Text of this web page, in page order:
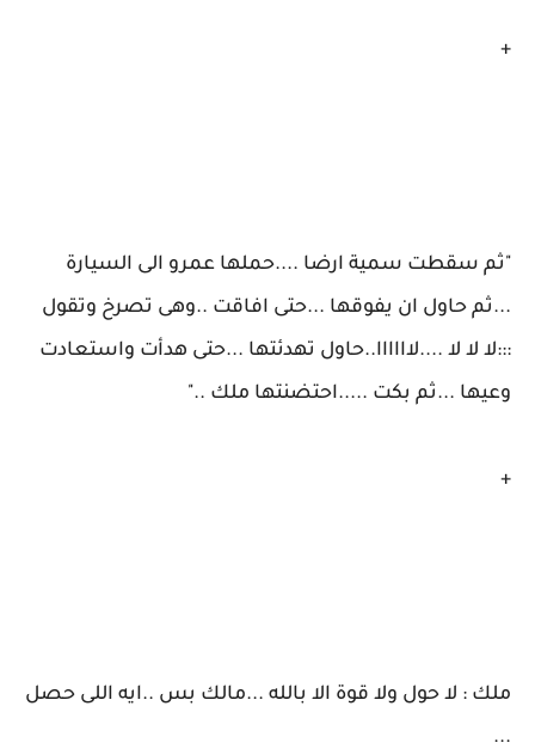
+
"ثم سقطت سمية ارضا ....حملها عمرو الى السيارة
...ثم حاول ان يفوقها ...حتى افاقت ..وهى تصرخ وتقول
:::لا لا لا ....لاااااا..حاول تهدئتها ...حتى هدأت واستعادت
وعيها ...ثم بكت .....احتضنتها ملك .."
+
ملك : لا حول ولا قوة الا بالله ...مالك بس ..ايه اللى حصل
...